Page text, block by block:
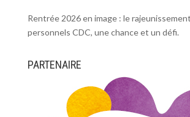
Rentrée 2026 en image : le
personnels CDC, une chance et un défi.
PARTENAIRE